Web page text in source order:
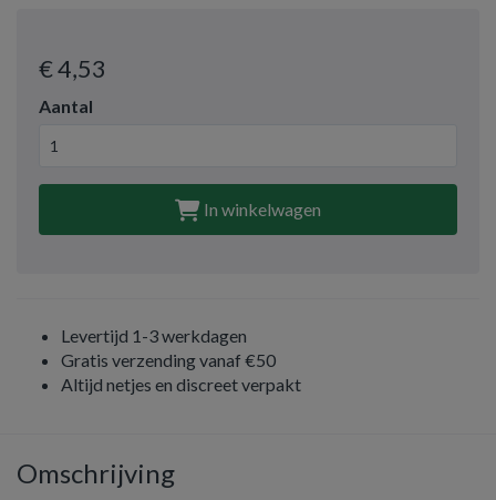
€ 4,53
Aantal
In winkelwagen
Levertijd 1-3 werkdagen
Gratis verzending vanaf €50
Altijd netjes en discreet verpakt
Omschrijving